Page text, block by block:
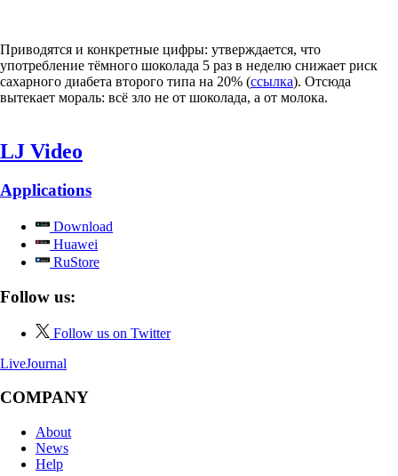
Приводятся и конкретные цифры: утверждается, что
употребление тёмного шоколада 5 раз в неделю снижает риск
сахарного диабета второго типа на 20% (ссылка). Отсюда
вытекает мораль: всё зло не от шоколада, а от молока.
LJ Video
Applications
Download
Huawei
RuStore
Follow us:
Follow us on Twitter
LiveJournal
COMPANY
About
News
Help